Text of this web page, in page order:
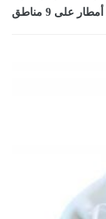
أمطار على 9 مناطق